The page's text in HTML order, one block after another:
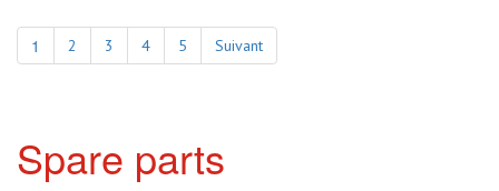
1 2 3 4 5 Suivant
Spare parts